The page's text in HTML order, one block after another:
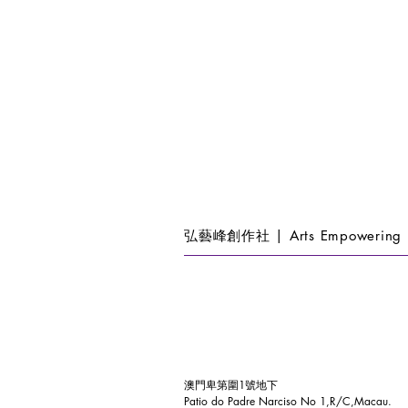
弘藝峰創作社 | Arts Empowering
澳門卑第圍1號地下
Patio do Padre Narciso No 1,R/C,Macau.